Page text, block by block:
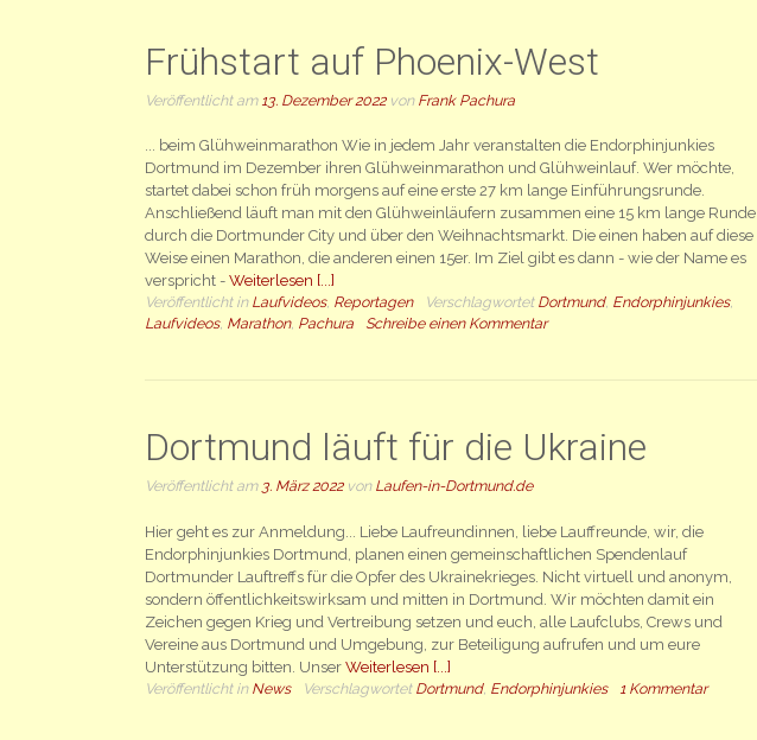
Frühstart auf Phoenix-West
Veröffentlicht am 13. Dezember 2022von Frank Pachura
... beim Glühweinmarathon Wie in jedem Jahr veranstalten die Endorphinjunkies
Dortmund im Dezember ihren Glühweinmarathon und Glühweinlauf. Wer möchte,
startet dabei schon früh morgens auf eine erste 27 km lange Einführungsrunde.
Anschließend läuft man mit den Glühweinläufern zusammen eine 15 km lange Runde
durch die Dortmunder City und über den Weihnachtsmarkt. Die einen haben auf diese
Weise einen Marathon, die anderen einen 15er. Im Ziel gibt es dann - wie der Name es
verspricht -Weiterlesen [...]
Veröffentlicht in Laufvideos, Reportagen Verschlagwortet Dortmund, Endorphinjunkies,
Laufvideos, Marathon, Pachura Schreibe einen Kommentar
Dortmund läuft für die Ukraine
Veröffentlicht am 3. März 2022von Laufen-in-Dortmund.de
Hier geht es zur Anmeldung... Liebe Laufreundinnen, liebe Lauffreunde, wir, die
Endorphinjunkies Dortmund, planen einen gemeinschaftlichen Spendenlauf
Dortmunder Lauftreffs für die Opfer des Ukrainekrieges. Nicht virtuell und anonym,
sondern öffentlichkeitswirksam und mitten in Dortmund. Wir möchten damit ein
Zeichen gegen Krieg und Vertreibung setzen und euch, alle Laufclubs, Crews und
Vereine aus Dortmund und Umgebung, zur Beteiligung aufrufen und um eure
Unterstützung bitten. UnserWeiterlesen [...]
Veröffentlicht in News Verschlagwortet Dortmund, Endorphinjunkies 1 Kommentar